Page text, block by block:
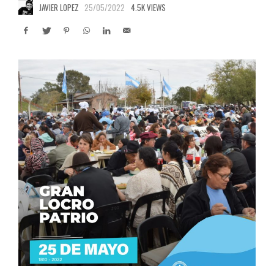
JAVIER LOPEZ 25/05/2022 4.5K VIEWS